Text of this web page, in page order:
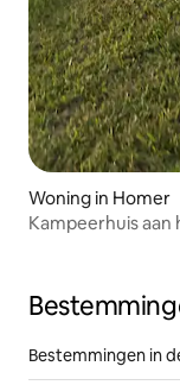
Woning in Homer
Kampeerhuis aan
Bestemmingen in